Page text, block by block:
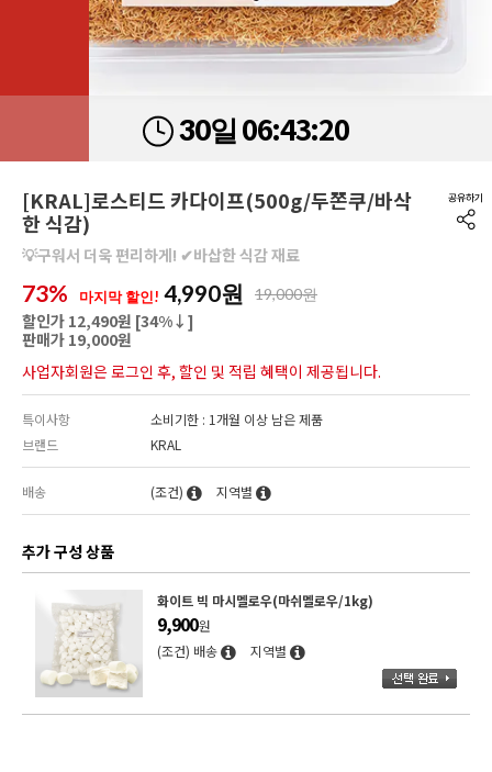
30일 06:43:19
[KRAL]로스티드 카다이프(500g/두쫀쿠/바삭
한 식감)
💡구워서 더욱 편리하게! ✔바삽한 식감 재료
73% 마지막 할인! 4,990원 19,000원
할인가 12,490원 [34%↓]
판매가 19,000원
사업자회원은 로그인 후, 할인 및 적립 혜택이 제공됩니다.
특이사항
소비기한 : 1개월 이상 남은 제품
브랜드
KRAL
배송 (조건) 지역별
추가 구성 상품
[촉컨셉] 벨기에 프리미엄 화이트 커버춰 초콜릿(1kg/
커버처)
28,000원